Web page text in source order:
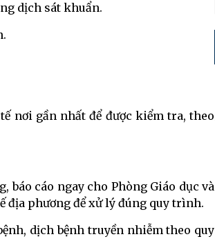
dịch sát khuẩn.
nơi gần nhất để được kiểm tra, theo
cáo ngay cho Phòng Giáo dục và
địa phương để xử lý đúng quy trình.
dịch bệnh truyền nhiễm theo quy